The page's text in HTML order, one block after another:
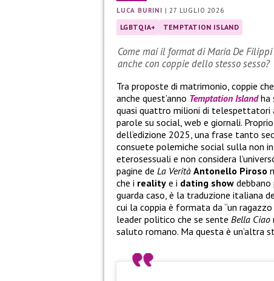
LUCA BURINI |27 LUGLIO 2026
LGBTQIA+ TEMPTATION ISLAND
Come mai il format di Maria De
anche con coppie dello stesso sesso?
Tra proposte di matrimonio, coppie
anche quest’anno Temptation Islandha
quasi quattro milioni di telespettatori
parole su social, web e giornali.
dell’edizione 2025, una frase tanto
consuete polemiche social sulla non
eterosessuali e non considera
pagine de La Verità Antonello Piroso
che i reality e i dating show
guarda caso, è la traduzione italiana
cui la coppia è formata da “un
leader politico che se sente Bella Ciao
saluto romano. Ma questa è un’altra